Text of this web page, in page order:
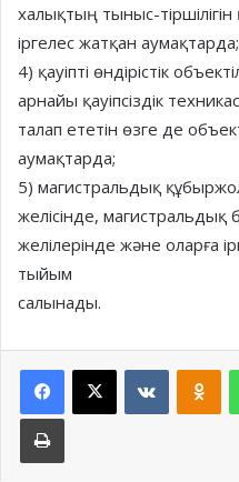
халықтың тыныс-
іргелес жатқан аумақтарда;
4) қауіпті өндірістік
арнайы қауіпсіздік
талап ететін өзге де
аумақтарда;
5) магистральдық
желісінде, магистральдық
желілерінде және оларға
тыйым
салынады.
Facebook
X VKontakte
Print